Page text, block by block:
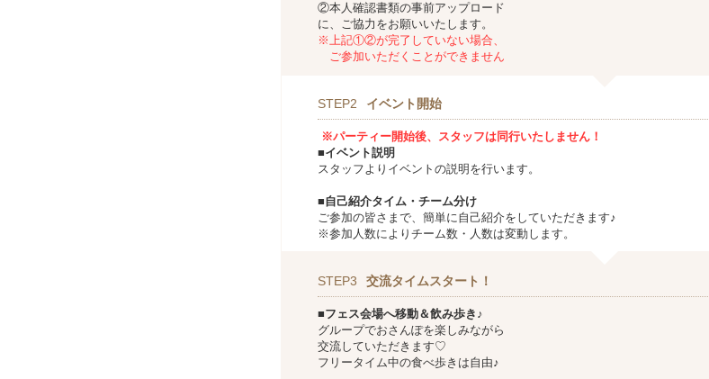
②本人確認書類の事前アップロード
に、ご協力をお願いいたします。
※上記①②が完了していない場合、
ご参加いただくことができません
STEP2 イベント開始
※パーティー開始後、スタッフは同行いたしません！
■イベント説明
スタッフよりイベントの説明を行います。
■自己紹介タイム・チーム分け
ご参加の皆さまで、簡単に自己紹介をしていただきます♪
※参加人数によりチーム数・人数は変動します。
STEP3 交流タイムスタート！
■フェス会場へ移動＆飲み歩き♪
グループでおさんぽを楽しみながら
交流していただきます♡
フリータイム中の食べ歩きは自由♪